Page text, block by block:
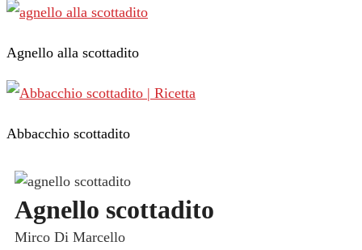
Agnello alla scottadito
Abbacchio scottadito
Agnello scottadito
Mirco Di Marcello